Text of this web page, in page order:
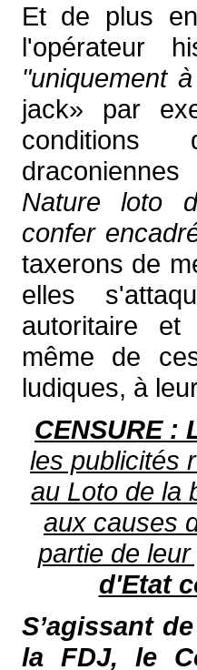
Et de plus
l'opérateur
"uniquement
jack» par
conditions
Nature loto
confer
taxerons de
elles
autoritaire et
même de
ludiques, à
CENSURE :
les publicités
au Loto de la
aux causes
partie de
d'Etat
S’agissant
la FDJ, le